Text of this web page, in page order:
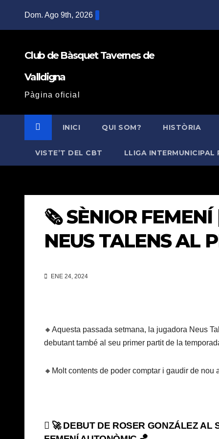
Dom. Ago 9th, 2026
Club de Bàsquet Tavernes de
Valldigna
Pàgina oficial
INICI QUI SOM? HISTÒRIA
VISTE’T DEL CBT LLIGA INTERMUNICIPAL
🗞️ SÈNIOR FEMENÍ
NEUS TALENS AL
ENE 24, 2024
🔸Aquesta passada setmana, la jugadora Neus
debutant també al seu primer partit de la
🔸Molt contents de poder comptar i gaudir de
Navegación
🚀 DEBUT DE ROSER GONZÁLEZ AL